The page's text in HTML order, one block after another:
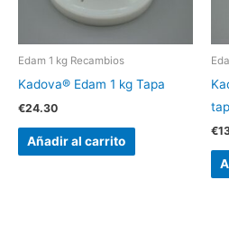
Edam 1 kg Recambios
Kadova® Edam 1 kg Tapa
€24.30
Añadir al carrito
€